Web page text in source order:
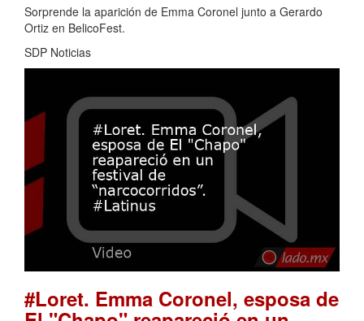
Sorprende la aparición de Emma Coronel junto a Gerardo
Ortiz en BelicoFest.
SDP Noticias
#Loret. Emma Coronel, esposa de